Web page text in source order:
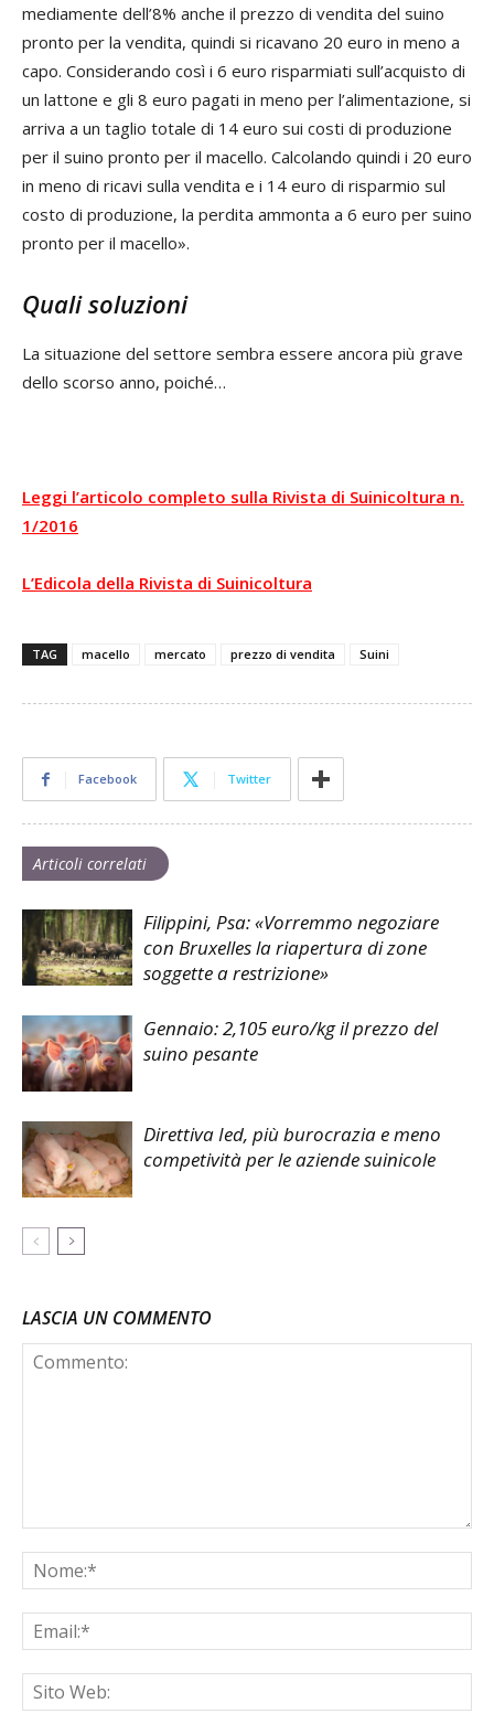
mediamente dell’8% anche il prezzo di vendita del suino
pronto per la vendita, quindi si ricavano 20 euro in meno a
capo. Considerando così i 6 euro risparmiati sull’acquisto di
un lattone e gli 8 euro pagati in meno per l’alimentazione, si
arriva a un taglio totale di 14 euro sui costi di produzione
per il suino pronto per il macello. Calcolando quindi i 20 euro
in meno di ricavi sulla vendita e i 14 euro di risparmio sul
costo di produzione, la perdita ammonta a 6 euro per suino
pronto per il macello».
Quali soluzioni
La situazione del settore sembra essere ancora più grave
dello scorso anno, poiché…
Leggi l’articolo completo sulla Rivista di Suinicoltura n.
1/2016
L’Edicola della Rivista di Suinicoltura
TAG macello mercato prezzo di vendita Suini
Facebook Twitter
Articoli correlati
Filippini, Psa: «Vorremmo negoziare
con Bruxelles la riapertura di zone
soggette a restrizione»
Gennaio: 2,105 euro/kg il prezzo del
suino pesante
Direttiva Ied, più burocrazia e meno
competività per le aziende suinicole
LASCIA UN COMMENTO